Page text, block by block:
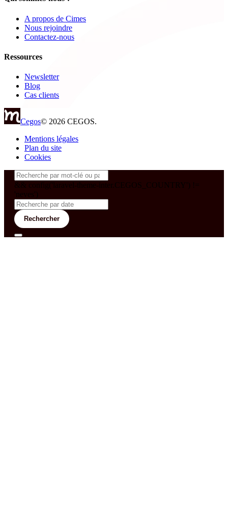
A propos de Cimes
Nous rejoindre
Contactez-nous
Ressources
Newsletter
Blog
Cas clients
Cegos© 2026 CEGOS.
Mentions légales
Plan du site
Cookies
&& config('laravel-theme-inter.CEGOS_COUNTRY') !=
'neves')
Rechercher